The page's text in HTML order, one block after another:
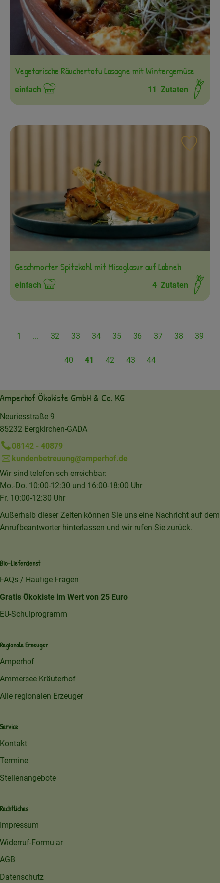
Vegetarische Räuchertofu Lasagne mit Wintergemüse
Schwierigkeit:
einfach 11 Zutaten
Geschmorter Spitzkohl mit Misoglasur auf Labneh
Schwierigkeit:
einfach 4 Zutaten
1 ... 32 33 34 35 36 37 38 39
40 41 42 43 44
Amperhof Ökokiste GmbH & Co. KG
Neuriesstraße 9
85232 Bergkirchen-GADA
08142 - 40879
kundenbetreuung@amperhof.de
Wir sind telefonisch erreichbar:
Mo.-Do. 10:00-12:30 und 16:00-18:00 Uhr
Fr. 10:00-12:30 Uhr
Außerhalb dieser Zeiten können Sie uns eine Nachricht auf dem
Anrufbeantworter hinterlassen und wir rufen Sie zurück.
Bio-Lieferdienst
FAQs / Häufige Fragen
Gratis Ökokiste im Wert von 25 Euro
EU-Schulprogramm
Regionale Erzeuger
Amperhof
Ammersee Kräuterhof
Alle regionalen Erzeuger
Service
Kontakt
Termine
Stellenangebote
Rechtliches
Impressum
Widerruf-Formular
AGB
Datenschutz